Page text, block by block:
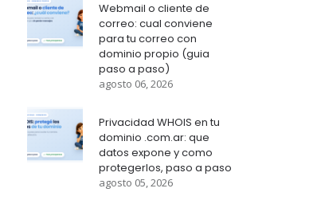
Webmail o cliente de
correo: cual conviene
para tu correo con
dominio propio (guia
paso a paso)
agosto 06, 2026
Privacidad WHOIS en tu
dominio .com.ar: que
datos expone y como
protegerlos, paso a paso
agosto 05, 2026